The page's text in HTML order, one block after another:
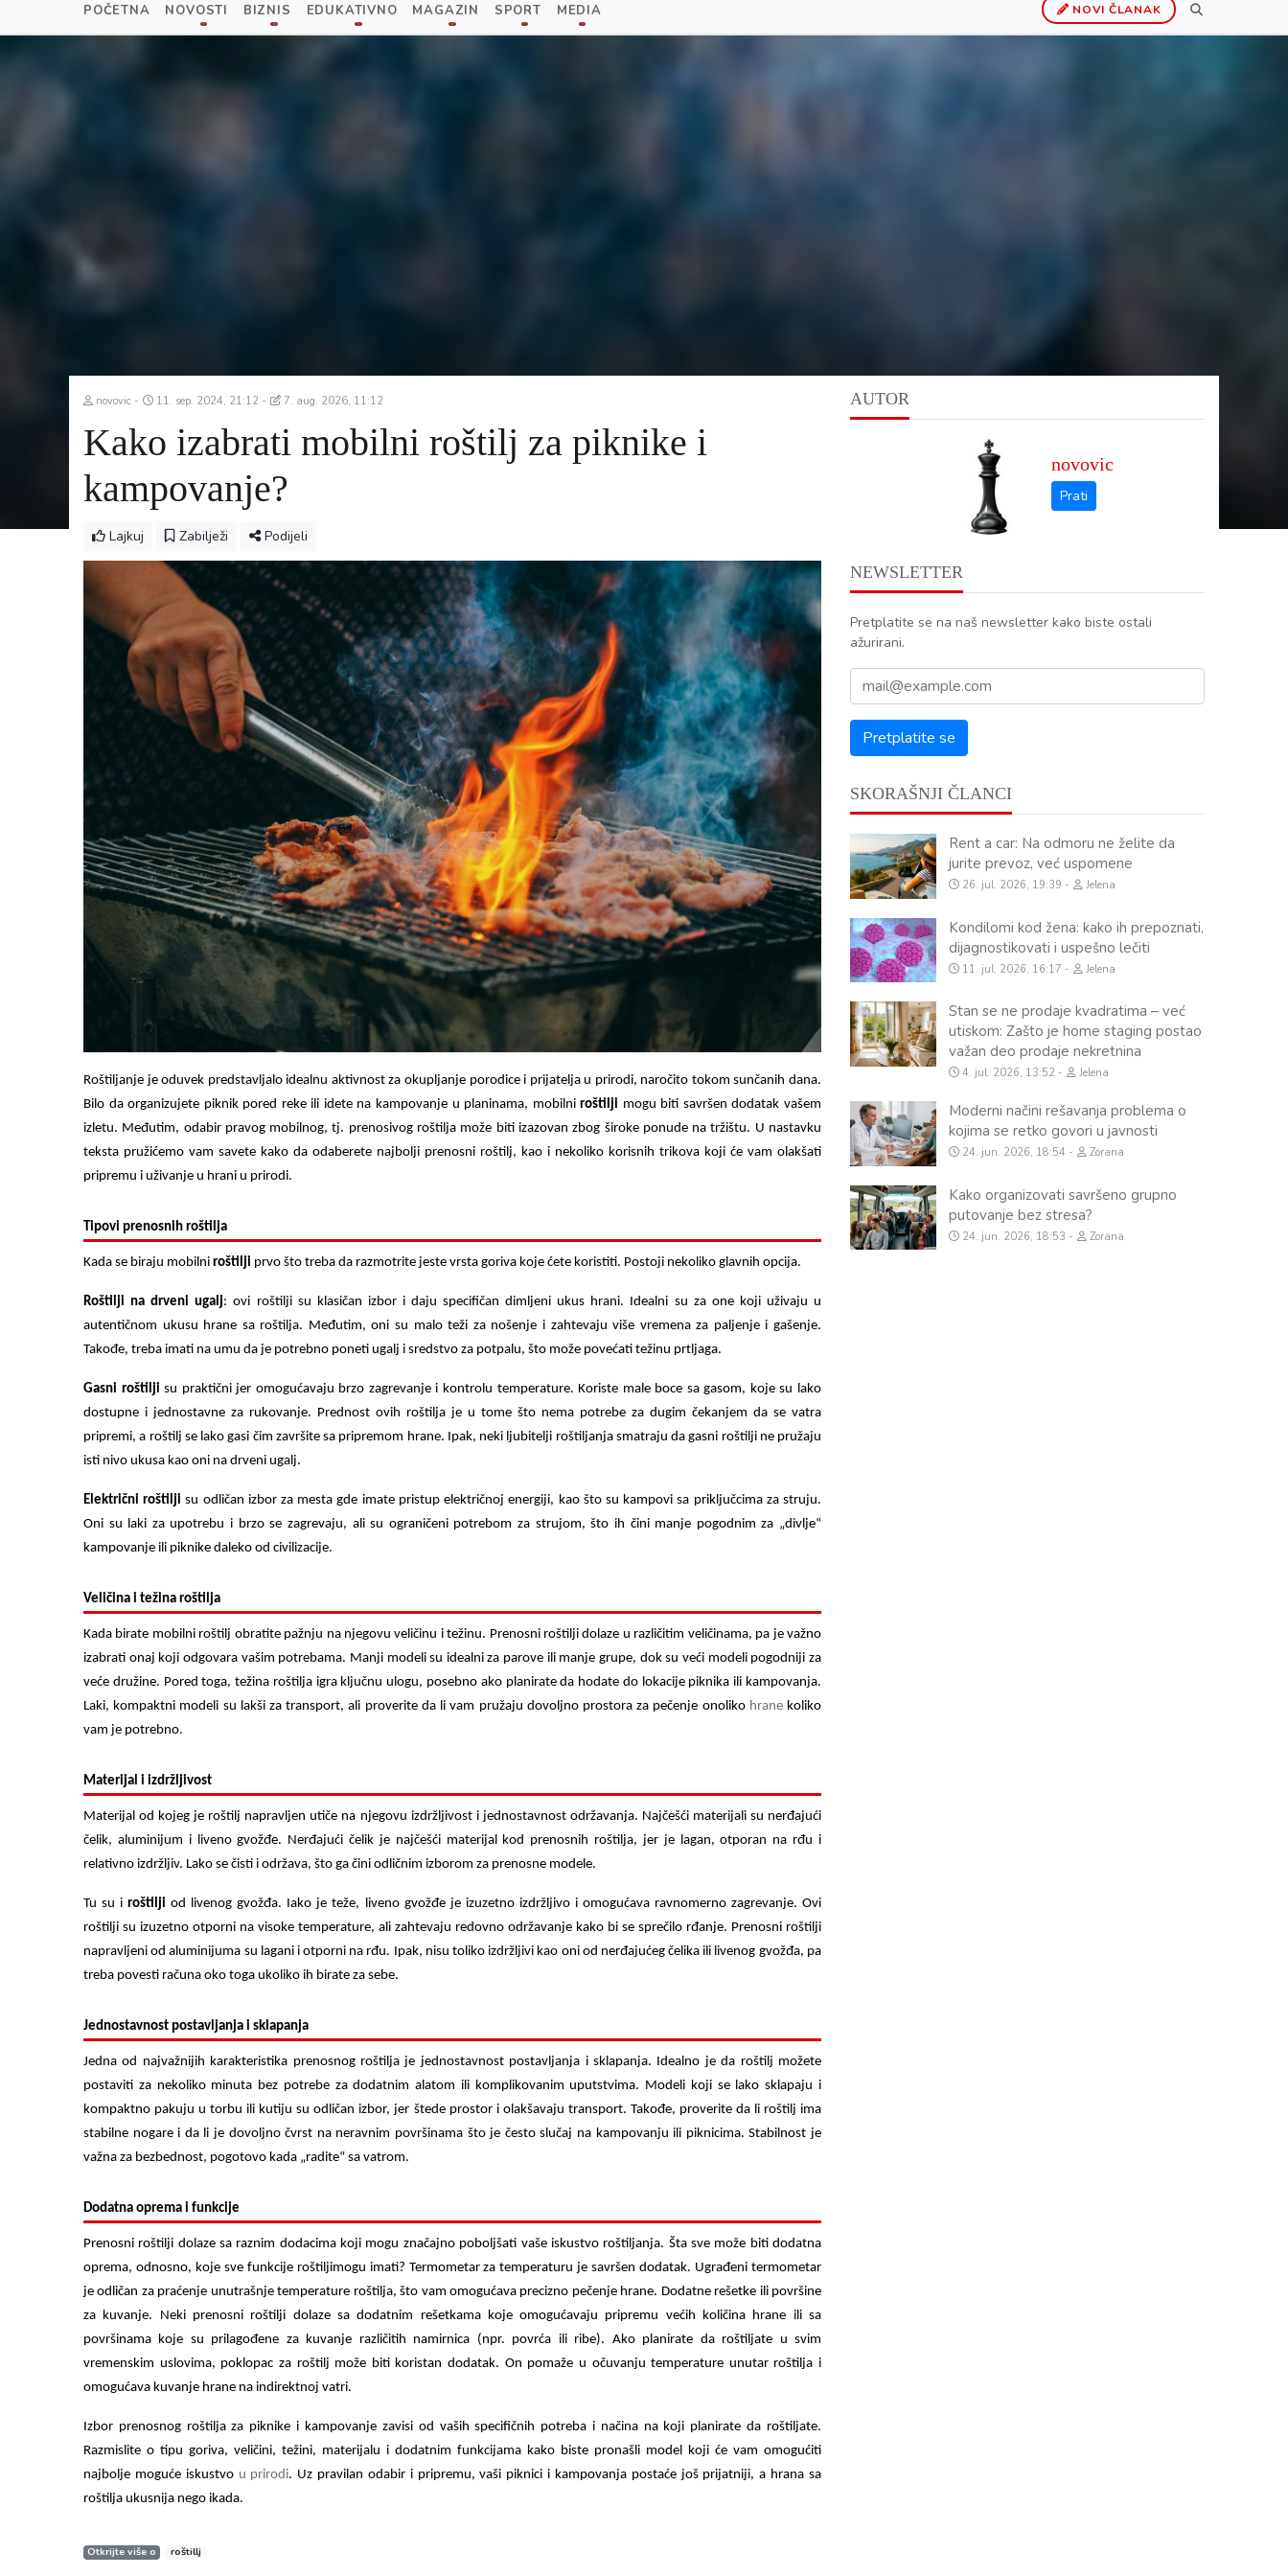
POČETNA NOVOSTI BIZNIS EDUKATIVNO MAGAZIN SPORT MEDIA NOVI ČLANAK
novovic 11. sep. 2024, 21:12 7. aug. 2026, 11:12
Kako izabrati mobilni roštilj za piknike i
kampovanje?
Lajkuj Zabilježi Podijeli
Roštiljanje je oduvek predstavljalo idealnu aktivnost za okupljanje porodice i prijatelja u prirodi, naročito tokom sunčanih dana.
Bilo da organizujete piknik pored reke ili idete na kampovanje u planinama, mobilniroštilji mogu biti savršen dodatak vašem
izletu. Međutim, odabir pravog mobilnog, tj. prenosivog roštilja može biti izazovan zbog široke ponude na tržištu. U nastavku
teksta pružićemo vam savete kako da odaberete najbolji prenosni roštilj, kao i nekoliko korisnih trikova koji će vam olakšati
pripremu i uživanje u hrani u prirodi.
Tipovi prenosnih roštilja
Kada se biraju mobilni roštilji prvo što treba da razmotrite jeste vrsta goriva koje ćete koristiti. Postoji nekoliko glavnih opcija.
Roštilji na drveni ugalj: ovi roštiljisu klasičan izbor i daju specifičan dimljeni ukus hrani. Idealni su za one koji uživaju u
autentičnom ukusu hrane sa roštilja. Međutim, oni su malo teži za nošenje i zahtevaju više vremena za paljenje i gašenje.
Takođe, treba imati na umu da je potrebno poneti ugalj i sredstvo za potpalu, što može povećati težinu prtljaga.
Gasni roštilji su praktični jer omogućavaju brzo zagrevanje i kontrolu temperature. Koriste male boce sa gasom, koje su lako
dostupne i jednostavne za rukovanje. Prednost ovih roštilja je u tome što nema potrebe za dugim čekanjem da se vatra
pripremi, a roštilj se lako gasi čim završite sa pripremom hrane. Ipak, neki ljubitelji roštiljanja smatraju da gasni roštilji ne pružaju
isti nivo ukusa kao oni na drveni ugalj.
Električni roštilji su odličan izbor za mesta gde imate pristup električnoj energiji, kao što su kampovi sa priključcima za struju.
Oni su laki za upotrebu i brzo se zagrevaju, ali su ograničeni potrebom za strujom, što ih čini manje pogodnim za „divlje“
kampovanje ili piknike daleko od civilizacije.
Veličina i težina roštilja
Kada birate mobilni roštilj obratite pažnju na njegovu veličinu i težinu. Prenosni roštilji dolaze u različitim veličinama, pa je važno
izabrati onaj koji odgovara vašim potrebama. Manji modeli su idealni za parove ili manje grupe, dok su veći modeli pogodniji za
veće družine. Pored toga, težina roštilja igra ključnu ulogu, posebno ako planirate da hodate do lokacije piknika ili kampovanja.
Laki, kompaktni modeli su lakši za transport, ali proverite da li vam pružaju dovoljno prostora za pečenje onoliko hranekoliko
vam je potrebno.
Materijal i izdržljivost
Materijal od kojeg je roštilj napravljen utiče na njegovu izdržljivost i jednostavnost održavanja. Najčešći materijali su nerđajući
čelik, aluminijum i liveno gvožđe. Nerđajući čelik je najčešći materijal kod prenosnih roštilja, jer je lagan, otporan na rđu i
relativno izdržljiv. Lako se čisti i održava, što ga čini odličnim izborom za prenosne modele.
Tu su i roštiljiod livenog gvožđa. Iako je teže, liveno gvožđe je izuzetno izdržljivo i omogućava ravnomerno zagrevanje. Ovi
roštilji su izuzetno otporni na visoke temperature, ali zahtevaju redovno održavanje kako bi se sprečilo rđanje. Prenosni roštilji
napravljeni od aluminijuma su lagani i otporni na rđu. Ipak, nisu toliko izdržljivi kao oni od nerđajućeg čelika ili livenog gvožđa, pa
treba povesti računa oko toga ukoliko ih birate za sebe.
Jednostavnost postavljanja i sklapanja
Jedna od najvažnijih karakteristika prenosnog roštilja je jednostavnost postavljanja i sklapanja. Idealno je da roštilj možete
postaviti za nekoliko minuta bez potrebe za dodatnim alatom ili komplikovanim uputstvima. Modeli koji se lako sklapaju i
kompaktno pakuju u torbu ili kutiju su odličan izbor, jer štede prostor i olakšavaju transport. Takođe, proverite da li roštilj ima
stabilne nogare i da li je dovoljno čvrst na neravnim površinama što je često slučaj na kampovanju ili piknicima. Stabilnost je
važna za bezbednost, pogotovo kada „radite“ sa vatrom.
Dodatna oprema i funkcije
Prenosni roštilji dolaze sa raznim dodacima koji mogu značajno poboljšati vaše iskustvo roštiljanja. Šta sve može biti dodatna
oprema, odnosno, koje sve funkcije roštiljimogu imati? Termometar za temperaturu je savršen dodatak. Ugrađeni termometar
je odličan za praćenje unutrašnje temperature roštilja, što vam omogućava precizno pečenje hrane. Dodatne rešetke ili površine
za kuvanje. Neki prenosni roštilji dolaze sa dodatnim rešetkama koje omogućavaju pripremu većih količina hrane ili sa
površinama koje su prilagođene za kuvanje različitih namirnica (npr. povrća ili ribe). Ako planirate da roštiljate u svim
vremenskim uslovima, poklopac za roštilj može biti koristan dodatak. On pomaže u očuvanju temperature unutar roštilja i
omogućava kuvanje hrane na indirektnoj vatri.
Izbor prenosnog roštilja za piknike i kampovanje zavisi od vaših specifičnih potreba i načina na koji planirate da roštiljate.
Razmislite o tipu goriva, veličini, težini, materijalu i dodatnim funkcijama kako biste pronašli model koji će vam omogućiti
najbolje moguće iskustvo u prirodi. Uz pravilan odabir i pripremu, vaši piknici i kampovanja postaće još prijatniji, a hrana sa
roštilja ukusnija nego ikada.
Otkrijte više o roštillj
AUTOR
novovic
NEWSLETTER
Pretplatite se na naš newsletter kako biste ostali
ažurirani.
SKORAŠNJI ČLANCI
Rent a car: Na odmoru ne želite da
jurite prevoz, već uspomene
26. jul. 2026, 19:39 Jelena
Kondilomi kod žena: kako ih prepoznati,
dijagnostikovati i uspešno lečiti
11. jul. 2026, 16:17 Jelena
Stan se ne prodaje kvadratima – već
utiskom: Zašto je home staging postao
važan deo prodaje nekretnina
4. jul. 2026, 13:52 Jelena
Moderni načini rešavanja problema o
kojima se retko govori u javnosti
24. jun. 2026, 18:54 Zorana
Kako organizovati savršeno grupno
putovanje bez stresa?
24. jun. 2026, 18:53 Zorana